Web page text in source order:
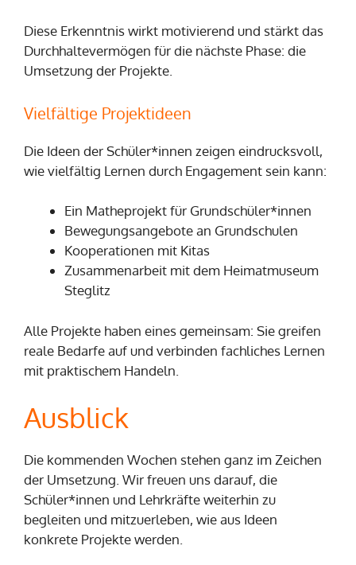
Diese Erkenntnis wirkt motivierend und stärkt das
Durchhaltevermögen für die nächste Phase: die
Umsetzung der Projekte.
Vielfältige Projektideen
Die Ideen der Schüler*innen zeigen eindrucksvoll,
wie vielfältig Lernen durch Engagement sein kann:
Ein Matheprojekt für Grundschüler*innen
Bewegungsangebote an Grundschulen
Kooperationen mit Kitas
Zusammenarbeit mit dem Heimatmuseum
Steglitz
Alle Projekte haben eines gemeinsam: Sie greifen
reale Bedarfe auf und verbinden fachliches Lernen
mit praktischem Handeln.
Ausblick
Die kommenden Wochen stehen ganz im Zeichen
der Umsetzung. Wir freuen uns darauf, die
Schüler*innen und Lehrkräfte weiterhin zu
begleiten und mitzuerleben, wie aus Ideen
konkrete Projekte werden.